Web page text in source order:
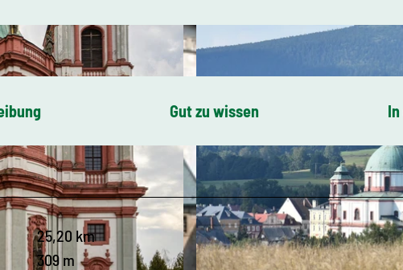
Gut zu wissen
25,20 km
309 m